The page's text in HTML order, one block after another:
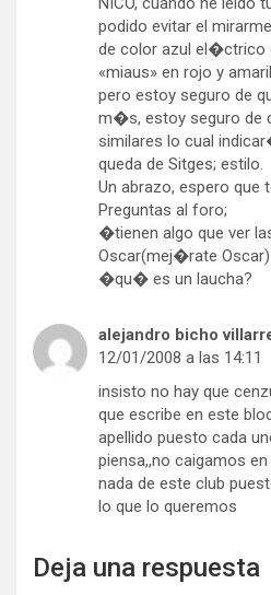
podido evitar el
de color azul el�ctrico
«miaus» en rojo y
pero estoy seguro de
m�s, estoy seguro de
similares lo cual
queda de Sitges; estilo.
Un abrazo, espero que
Preguntas al foro;
�tienen algo que ver
Oscar(mej�rate
�qu� es un laucha?
alejandro bicho
12/01/2008 a las 14:11
insisto no hay que
que escribe en este
apellido puesto cada
piensa,,no caigamos
nada de este club
lo que lo queremos
Deja una respuesta